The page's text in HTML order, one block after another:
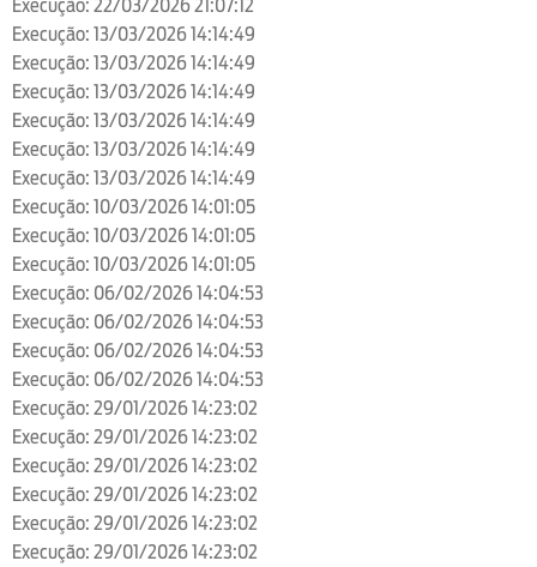
Execução: 22/03/2026 21:07:12
Execução: 13/03/2026 14:14:49
Execução: 13/03/2026 14:14:49
Execução: 13/03/2026 14:14:49
Execução: 13/03/2026 14:14:49
Execução: 13/03/2026 14:14:49
Execução: 13/03/2026 14:14:49
Execução: 10/03/2026 14:01:05
Execução: 10/03/2026 14:01:05
Execução: 10/03/2026 14:01:05
Execução: 06/02/2026 14:04:53
Execução: 06/02/2026 14:04:53
Execução: 06/02/2026 14:04:53
Execução: 06/02/2026 14:04:53
Execução: 29/01/2026 14:23:02
Execução: 29/01/2026 14:23:02
Execução: 29/01/2026 14:23:02
Execução: 29/01/2026 14:23:02
Execução: 29/01/2026 14:23:02
Execução: 29/01/2026 14:23:02